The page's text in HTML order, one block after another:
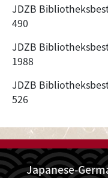
JDZB
490
JDZB
1988
JDZB
526
Japanese-